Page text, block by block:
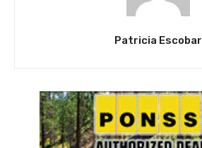
Patricia Escobar